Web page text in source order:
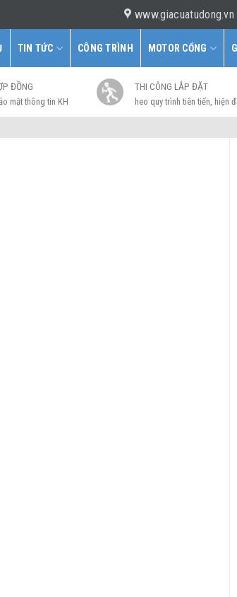
www.giacuatudong.vn
TIN TỨC CÔNG TRÌNH MOTOR CỔNG
ĐỒNG
mật thông tin KH
THI CÔNG LẮP ĐẶT
heo quy trình tiên tiến, hiện